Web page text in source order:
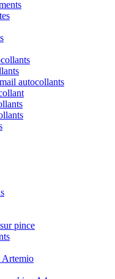
autocollants
pince
Artemio